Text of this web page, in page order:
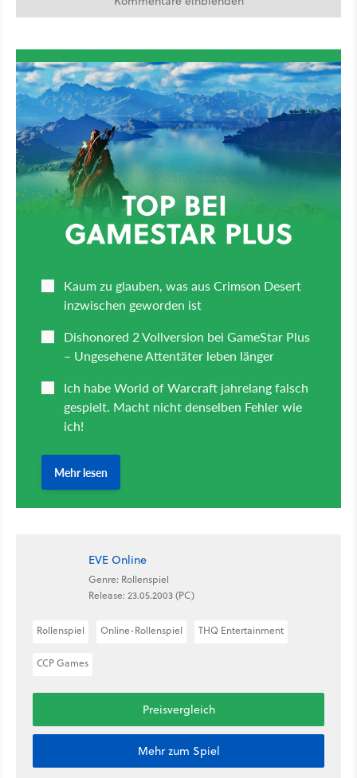
EVE Online
Genre: Rollenspiel
Release: 23.05.2003 (PC)
Rollenspiel Online-Rollenspiel THQ Entertainment
CCP Games
Preisvergleich
Mehr zum Spiel